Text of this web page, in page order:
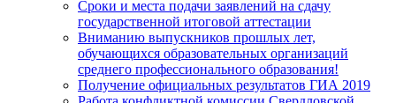
Сроки и места подачи заявлений на сдачу
государственной итоговой аттестации
Вниманию выпускников прошлых лет,
обучающихся образовательных организаций
среднего профессионального образования!
Получение официальных результатов ГИА 2019